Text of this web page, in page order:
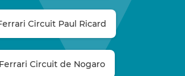
Circuit Paul Ricard
Ferrari Circuit de Nogaro